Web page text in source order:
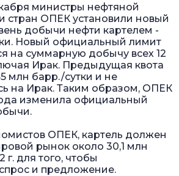
министры нефтяной
стран ОПЕК установили новый
добычи нефти картелем -
Новый официальный лимит
на суммарную добычу всех 12
Ирак. Предыдущая квота
млн барр./сутки и не
на Ирак. Таким образом, ОПЕК
изменила официальный
ОПЕК, картель должен
рынок около 30,1 млн
г. для того, чтобы
и предложение.